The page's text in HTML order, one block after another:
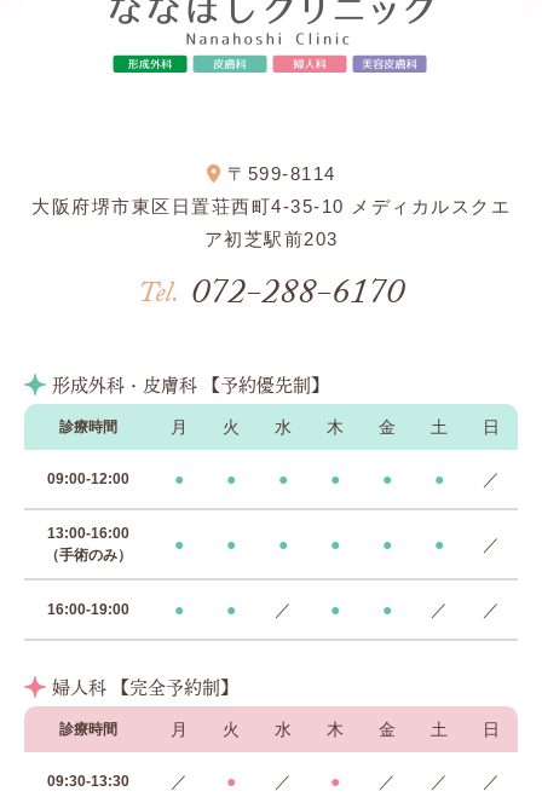
〒599-8114
大阪府堺市東区日置荘西町4-35-10 メディカルスクエ
ア初芝駅前203
Tel. 072-288-6170
形成外科・皮膚科 【予約優先制】
診療時間 月 火 水 木 金 土 日
09:00-12:00 ● ● ● ● ● ● ／
13:00-16:00
（手術のみ）
● ● ● ● ● ● ／
16:00-19:00 ● ● ／ ● ● ／ ／
婦人科 【完全予約制】
診療時間 月 火 水 木 金 土 日
09:30-13:30 ／ ● ／ ● ／ ／ ／